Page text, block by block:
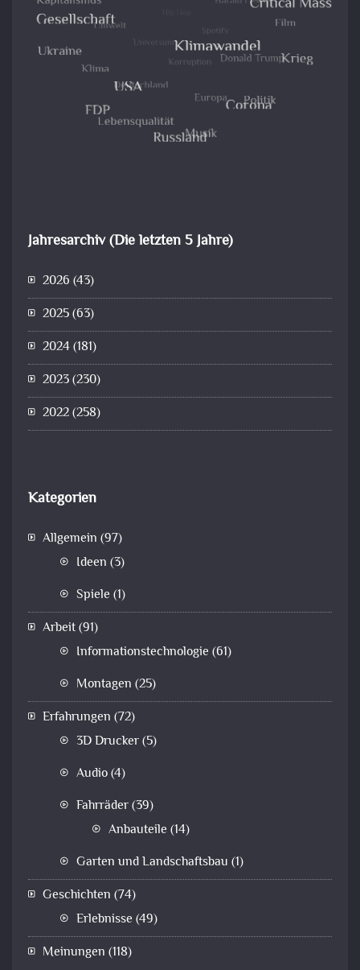
Jahresarchiv (Die letzten 5 Jahre)
2026 (43)
2025(63)
2024(181)
2023(230)
2022(258)
Kategorien
Allgemein (97)
Ideen (3)
Spiele (1)
Arbeit(91)
Informationstechnologie (61)
Montagen (25)
Erfahrungen (72)
3D Drucker(5)
Audio(4)
Fahrräder(39)
Anbauteile (14)
Garten und Landschaftsbau (1)
Geschichten (74)
Erlebnisse (49)
Meinungen (118)